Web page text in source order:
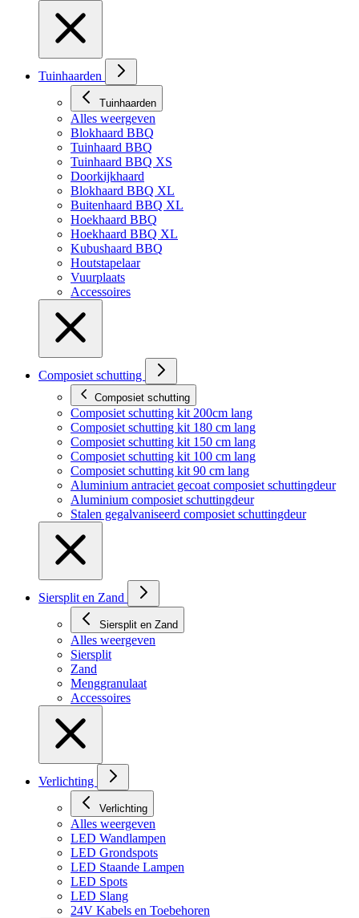
Tuinhaarden
Tuinhaarden
Alles weergeven
Blokhaard BBQ
Tuinhaard BBQ
Tuinhaard BBQ XS
Doorkijkhaard
Blokhaard BBQ XL
Buitenhaard BBQ XL
Hoekhaard BBQ
Hoekhaard BBQ XL
Kubushaard BBQ
Houtstapelaar
Vuurplaats
Accessoires
Composiet schutting
Composiet schutting
Composiet schutting kit 200cm lang
Composiet schutting kit 180 cm lang
Composiet schutting kit 150 cm lang
Composiet schutting kit 100 cm lang
Composiet schutting kit 90 cm lang
Aluminium antraciet gecoat composiet schuttingdeur
Aluminium composiet schuttingdeur
Stalen gegalvaniseerd composiet schuttingdeur
Siersplit en Zand
Siersplit en Zand
Alles weergeven
Siersplit
Zand
Menggranulaat
Accessoires
Verlichting
Verlichting
Alles weergeven
LED Wandlampen
LED Grondspots
LED Staande Lampen
LED Spots
LED Slang
24V Kabels en Toebehoren